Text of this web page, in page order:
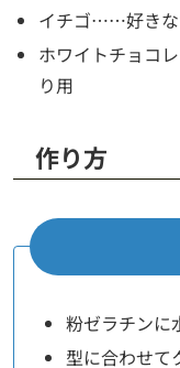
イチゴ……好き
ホワイトチョ
り用
作り方
粉ゼラチンに
型に合わせて